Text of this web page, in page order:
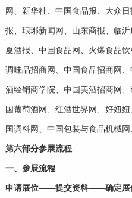
网、新华社、中国食品报、大众
报、琅琊新闻网、山东商报、临
夏酒报、中国食品网、火爆食品
调味品招商网、中国食品招商网
酒经销商学院、中国美酒招商网
国葡萄酒网、红酒世界网、好妞
国调料网、中国包装与食品机械
第六部分参展流程
一、参展流程
申请展位——提交资料——确定展